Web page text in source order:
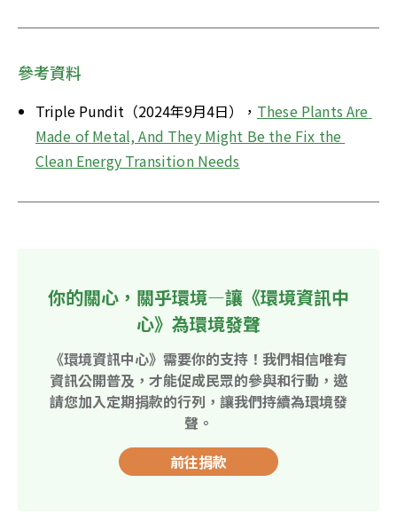
參考資料
Triple Pundit（2024年9月4日）， These Plants Are
Made of Metal, And They Might Be the Fix the
Clean Energy Transition Needs
你的關心，關乎環境—讓《環境資訊中
心》為環境發聲
《環境資訊中心》需要你的支持！我們相信唯有
資訊公開普及，才能促成民眾的參與和行動，邀
請您加入定期捐款的行列，讓我們持續為環境發
聲。
前往捐款